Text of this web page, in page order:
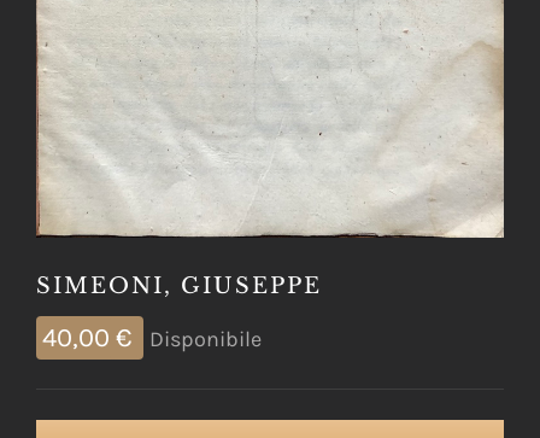
SIMEONI, GIUSEPPE
40,00 € Disponibile